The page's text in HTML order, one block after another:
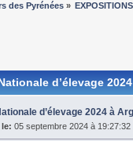
des Pyrénées» EXPOSITIONS
d’élevage
d’élevage 2024 à
le: 05 septembre 2024 à 19:27:32